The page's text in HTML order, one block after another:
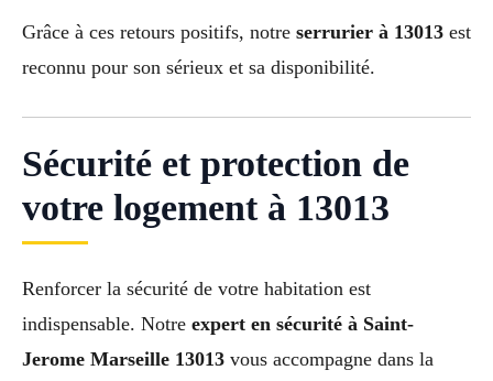
Grâce à ces retours positifs, notre serrurier à 13013 est
reconnu pour son sérieux et sa disponibilité.
Sécurité et protection de
votre logement à 13013
Renforcer la sécurité de votre habitation est
indispensable. Notre expert en sécurité à Saint-
Jerome Marseille 13013 vous accompagne dans la